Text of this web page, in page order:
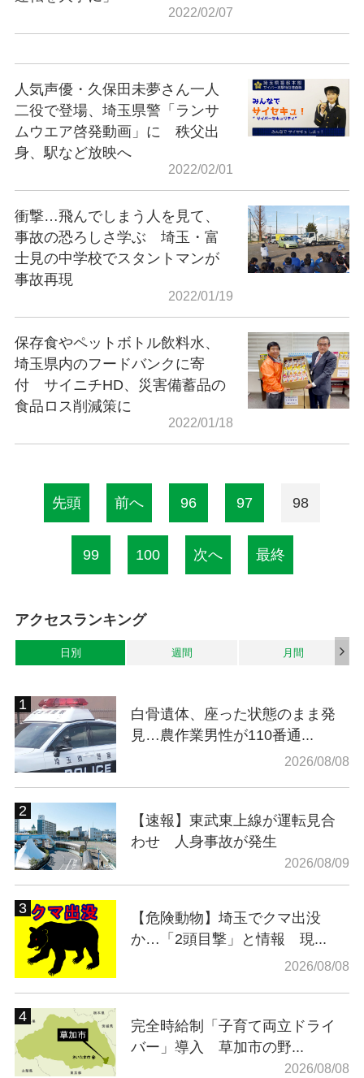
2022/02/07
人気声優・久保田未夢さん一人
二役で登場、埼玉県警「ランサ
ムウエア啓発動画」に 秩父出
身、駅など放映へ
2022/02/01
衝撃…飛んでしまう人を見て、
事故の恐ろしさ学ぶ 埼玉・富
士見の中学校でスタントマンが
事故再現
2022/01/19
保存食やペットボトル飲料水、
埼玉県内のフードバンクに寄
付 サイニチHD、災害備蓄品の
食品ロス削減策に
2022/01/18
先頭 前へ 96 97 98
99 100 次へ 最終
アクセスランキング
日別 週間 月間
白骨遺体、座った状態のまま発
見…農作業男性が110番通...
2026/08/08
【速報】東武東上線が運転見合
わせ 人身事故が発生
2026/08/09
【危険動物】埼玉でクマ出没
か…「2頭目撃」と情報 現...
2026/08/08
完全時給制「子育て両立ドライ
バー」導入 草加市の野...
2026/08/08